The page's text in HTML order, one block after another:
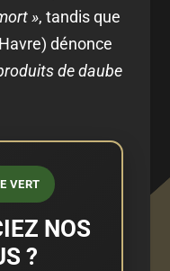
», tandis que
dénonce
de daube
VERT
NOS
?